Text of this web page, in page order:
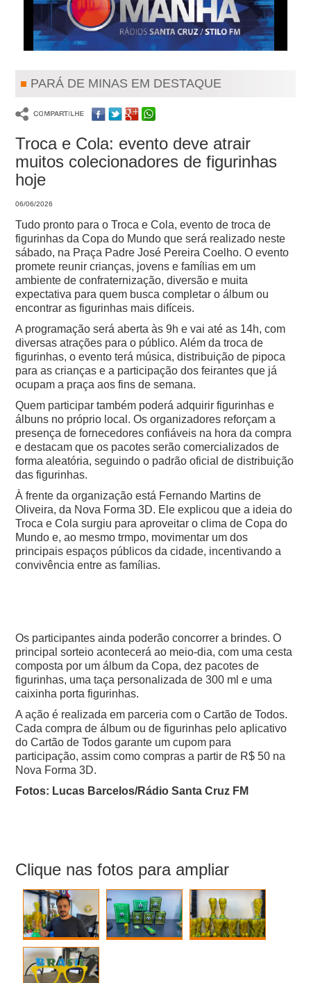
PARÁ DE MINAS EM DESTAQUE
Troca e Cola: evento deve atrair
muitos colecionadores de figurinhas
hoje
06/06/2026
Tudo pronto para o Troca e Cola, evento de troca de
figurinhas da Copa do Mundo que será realizado neste
sábado, na Praça Padre José Pereira Coelho. O evento
promete reunir crianças, jovens e famílias em um
ambiente de confraternização, diversão e muita
expectativa para quem busca completar o álbum ou
encontrar as figurinhas mais difíceis.
A programação será aberta às 9h e vai até as 14h, com
diversas atrações para o público. Além da troca de
figurinhas, o evento terá música, distribuição de pipoca
para as crianças e a participação dos feirantes que já
ocupam a praça aos fins de semana.
Quem participar também poderá adquirir figurinhas e
álbuns no próprio local. Os organizadores reforçam a
presença de fornecedores confiáveis na hora da compra
e destacam que os pacotes serão comercializados de
forma aleatória, seguindo o padrão oficial de distribuição
das figurinhas.
À frente da organização está Fernando Martins de
Oliveira, da Nova Forma 3D. Ele explicou que a ideia do
Troca e Cola surgiu para aproveitar o clima de Copa do
Mundo e, ao mesmo trmpo, movimentar um dos
principais espaços públicos da cidade, incentivando a
convivência entre as famílias.
Os participantes ainda poderão concorrer a brindes. O
principal sorteio acontecerá ao meio-dia, com uma cesta
composta por um álbum da Copa, dez pacotes de
figurinhas, uma taça personalizada de 300 ml e uma
caixinha porta figurinhas.
A ação é realizada em parceria com o Cartão de Todos.
Cada compra de álbum ou de figurinhas pelo aplicativo
do Cartão de Todos garante um cupom para
participação, assim como compras a partir de R$ 50 na
Nova Forma 3D.
Fotos: Lucas Barcelos/Rádio Santa Cruz FM
Clique nas fotos para ampliar